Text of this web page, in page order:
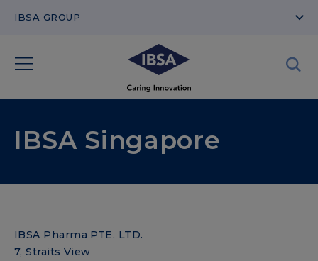
IBSA GROUP
IBSA Singapore
IBSA Pharma PTE. LTD.
7, Straits View